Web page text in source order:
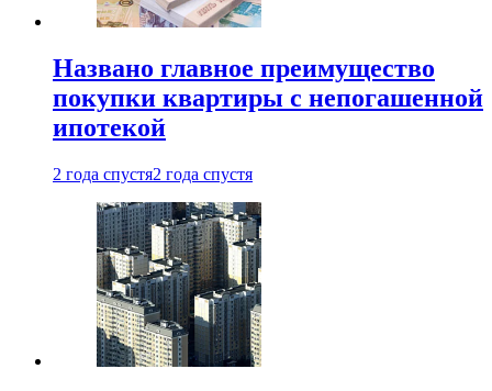
Названо главное преимущество
покупки квартиры с непогашенной
ипотекой
2 года спустя2 года спустя